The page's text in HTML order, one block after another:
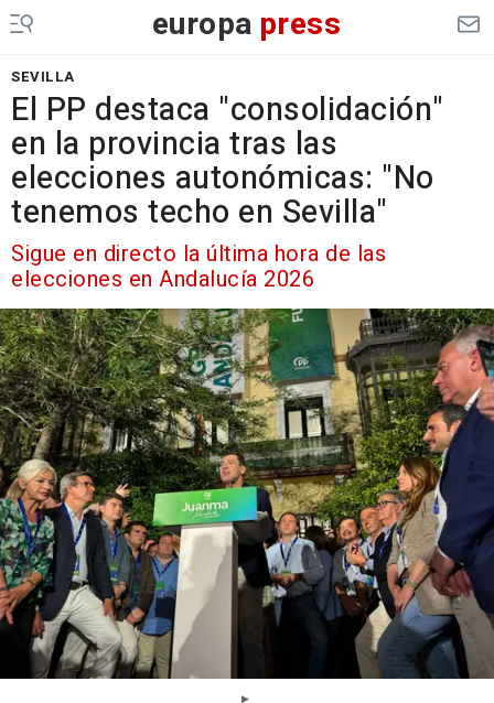
europa press
SEVILLA
El PP destaca "consolidación"
en la provincia tras las
elecciones autonómicas: "No
tenemos techo en Sevilla"
Sigue en directo la última hora de las
elecciones en Andalucía 2026